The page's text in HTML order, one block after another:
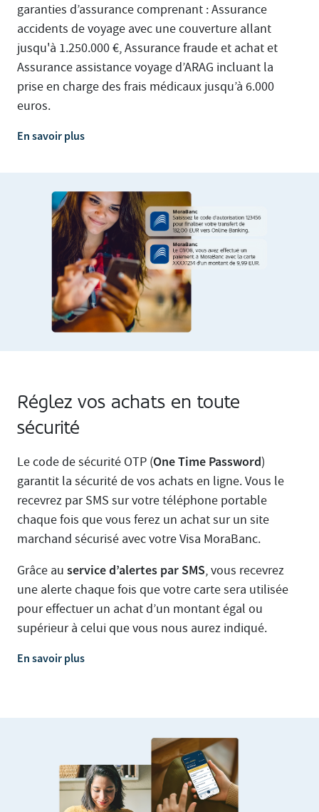
garanties d’assurance comprenant : Assurance
accidents de voyage avec une couverture allant
jusqu'à 1.250.000 €, Assurance fraude et achat et
Assurance assistance voyage d’ARAG incluant la
prise en charge des frais médicaux jusqu’à 6.000
euros.
En savoir plus
Réglez vos achats en toute
sécurité
Le code de sécurité OTP (One Time Password)
garantit la sécurité de vos achats en ligne. Vous le
recevrez par SMS sur votre téléphone portable
chaque fois que vous ferez un achat sur un site
marchand sécurisé avec votre Visa MoraBanc.
Grâce au service d’alertes par SMS, vous recevrez
une alerte chaque fois que votre carte sera utilisée
pour effectuer un achat d’un montant égal ou
supérieur à celui que vous nous aurez indiqué.
En savoir plus